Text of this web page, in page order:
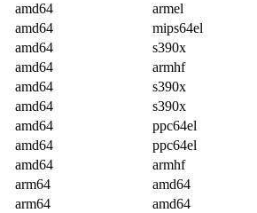
amd64
armel
amd64
mips64el
amd64
s390x
amd64
armhf
amd64
s390x
amd64
s390x
amd64
ppc64el
amd64
ppc64el
amd64
armhf
arm64
amd64
arm64
amd64